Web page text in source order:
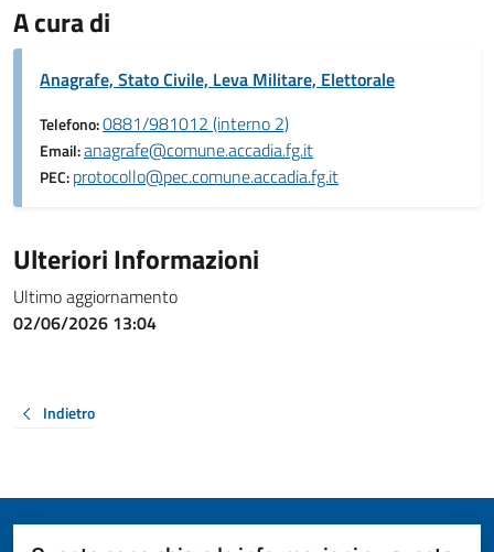
A cura di
Anagrafe, Stato Civile, Leva Militare, Elettorale
Telefono:0881/981012 (interno 2)
Email:anagrafe@comune.accadia.fg.it
PEC:protocollo@pec.comune.accadia.fg.it
Ulteriori Informazioni
Ultimo aggiornamento
02/06/2026 13:04
Indietro